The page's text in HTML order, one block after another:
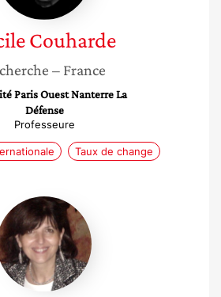
Couharde
– France
Paris Ouest Nanterre La
Défense
Professeure
Taux de change
Mary-
Françoise
Renard